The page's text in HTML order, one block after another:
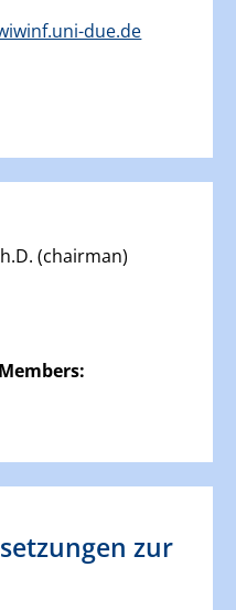
due.de
(chairman)
zur